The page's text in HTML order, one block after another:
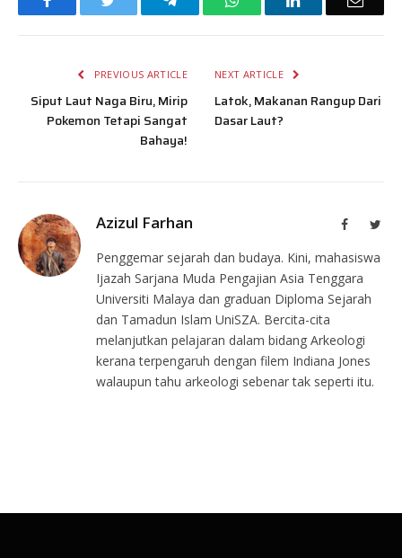
PREVIOUS ARTICLE
Siput Laut Naga Biru, Mirip
Pokemon Tetapi Sangat
Bahaya!
NEXT ARTICLE
Latok, Makanan Rangup Dari
Dasar Laut?
Azizul Farhan Facebook
Penggemar sejarah dan budaya. Kini, mahasiswa
Ijazah Sarjana Muda Pengajian Asia Tenggara
Universiti Malaya dan graduan Diploma Sejarah
dan Tamadun Islam UniSZA. Bercita-cita
melanjutkan pelajaran dalam bidang Arkeologi
kerana terpengaruh dengan filem Indiana Jones
walaupun tahu arkeologi sebenar tak seperti itu.